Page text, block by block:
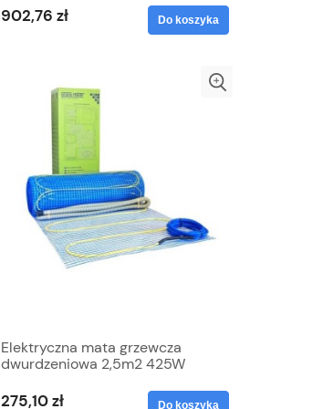
902,76 zł Do koszyka
Elektryczna mata grzewcza
dwurdzeniowa 2,5m2 425W
275,10 zł Do koszyka